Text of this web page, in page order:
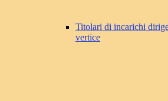
Titolari di incarichi
vertice